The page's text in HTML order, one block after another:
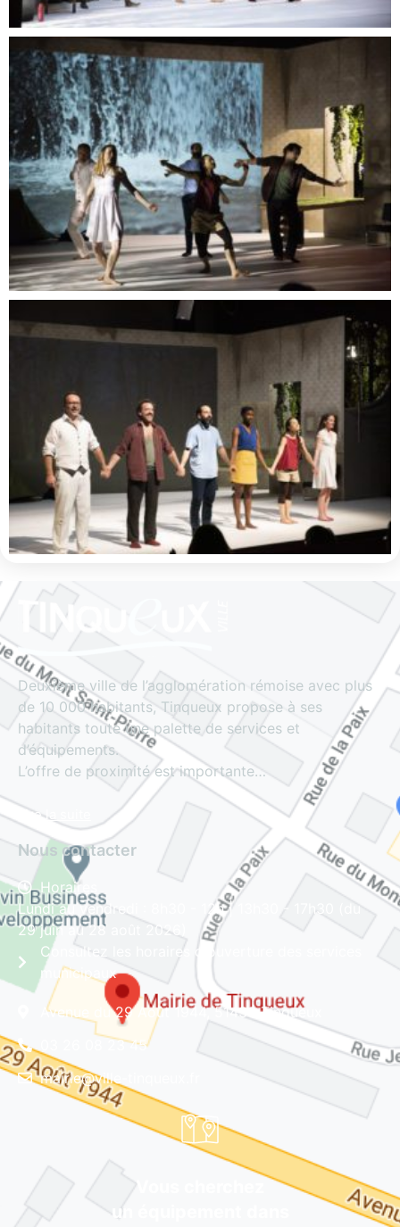
Deuxième ville de l’agglomération rémoise avec plus
de 10 000 habitants, Tinqueux propose à ses
habitants toute une palette de services et
d’équipements.
L’offre de proximité est importante…
Lire la suite
Nous contacter
Horaires
Lundi au vendredi : 8h30 - 12h | 13h30 - 17h30 (du
29 juin au 28 août 2026)
Consultez les horaires d'ouverture des services
municipaux
Avenue du 29 Août 1944, 51430 Tinqueux
03 26 08 23 45
mairie@ville-tinqueux.fr
Vous cherchez
un équipement dans